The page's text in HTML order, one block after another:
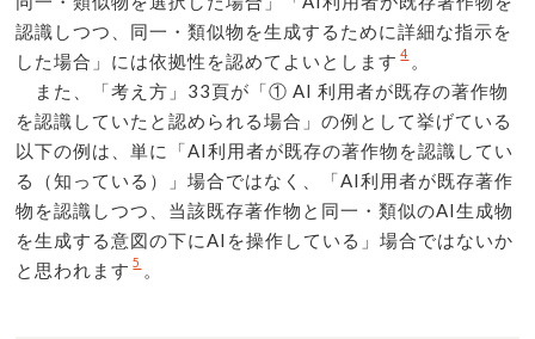
認識しつつ、同一・類似物を生成するために詳細な指示を
した場合」には依拠性を認めてよいとします 4 。
また、「考え方」33頁が「① AI 利用者が既存の著作物
を認識していたと認められる場合」の例として挙げている
以下の例は、単に「AI利用者が既存の著作物を認識してい
る（知っている）」場合ではなく、「AI利用者が既存著作
物を認識しつつ、当該既存著作物と同一・類似のAI生成物
を生成する意図の下にAIを操作している」場合ではないか
と思われます 5 。